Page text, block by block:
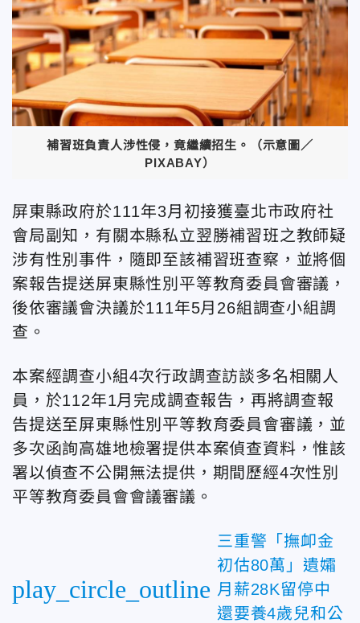
補習班負責人涉性侵，竟繼續招生。（示意圖／
PIXABAY）
屏東縣政府於111年3月初接獲臺北市政府社
會局副知，有關本縣私立翌勝補習班之教師疑
涉有性別事件，隨即至該補習班查察，並將個
案報告提送屏東縣性別平等教育委員會審議，
後依審議會決議於111年5月26組調查小組調
查。
本案經調查小組4次行政調查訪談多名相關人
員，於112年1月完成調查報告，再將調查報
告提送至屏東縣性別平等教育委員會審議，並
多次函詢高雄地檢署提供本案偵查資料，惟該
署以偵查不公開無法提供，期間歷經4次性別
平等教育委員會會議審議。
play_circle_outline
三重警「撫卹金
初估80萬」遺孀
月薪28K留停中
還要養4歲兒和公